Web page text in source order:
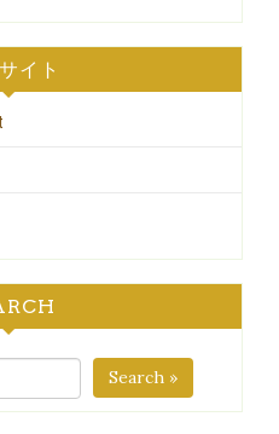
イト
Search »